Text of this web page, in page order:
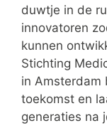
duwtje in de
innovatoren
kunnen
Stichting
in Amsterdam
toekomst en
generaties na